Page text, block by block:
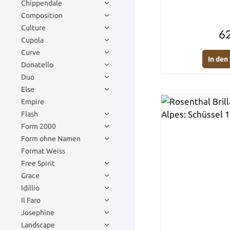
Chippendale
Composition
Culture
Cupola
Curve
Donatello
Duo
Else
Empire
Flash
Form 2000
Form ohne Namen
Format Weiss
Free Spirit
Grace
Idillio
Il Faro
Josephine
Landscape
In